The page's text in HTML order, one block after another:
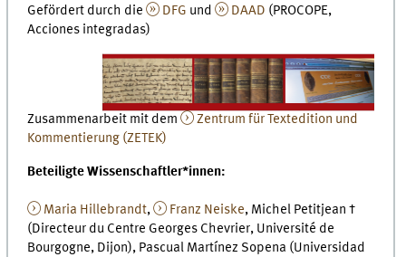
Gefördert durch die DFG und DAAD (PROCOPE,
Acciones integradas)
Zusammenarbeit mit dem
Zentrum für Textedition und
Kommentierung (ZETEK)
Beteiligte Wissenschaftler*innen:
Maria Hillebrandt, Franz Neiske, Michel Petitjean †
(Directeur du Centre Georges Chevrier, Université de
Bourgogne, Dijon), Pascual Martínez Sopena (Universidad